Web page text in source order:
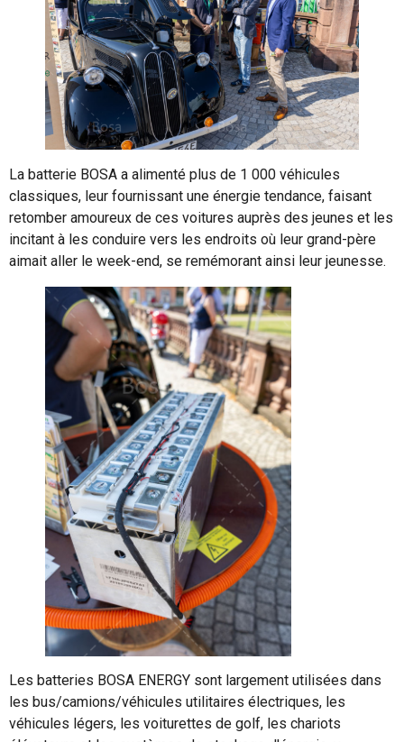
La batterie BOSA a alimenté plus de 1 000 véhicules
classiques, leur fournissant une énergie tendance, faisant
retomber amoureux de ces voitures auprès des jeunes et les
incitant à les conduire vers les endroits où leur grand-père
aimait aller le week-end, se remémorant ainsi leur jeunesse.
Les batteries BOSA ENERGY sont largement utilisées dans
les bus/camions/véhicules utilitaires électriques, les
véhicules légers, les voiturettes de golf, les chariots